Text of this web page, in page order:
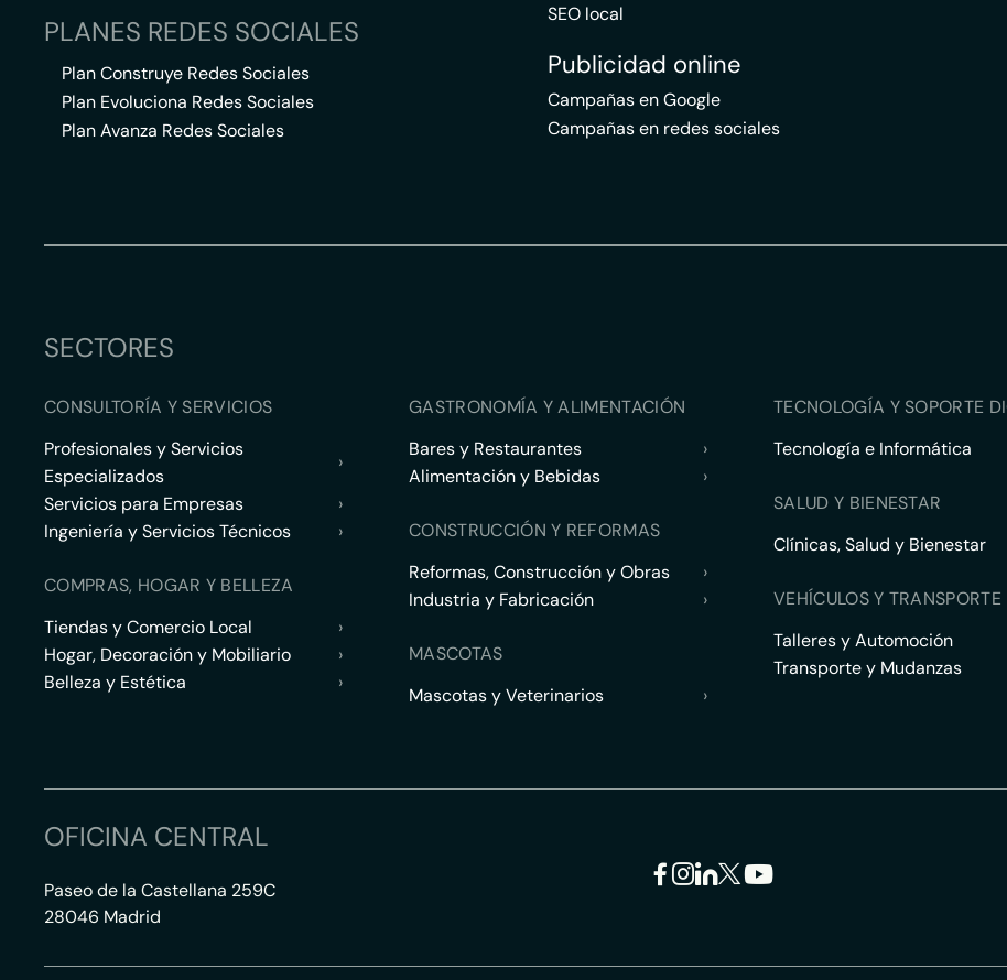
PLANES REDES SOCIALES
Plan Construye Redes Sociales
Plan Evoluciona Redes Sociales
Plan Avanza Redes Sociales
SEO local
Publicidad online
Campañas en Google
Campañas en redes sociales
SECTORES
CONSULTORÍA Y SERVICIOS
Profesionales y Servicios
Especializados
›
Servicios para Empresas
›
Ingeniería y Servicios Técnicos
›
COMPRAS, HOGAR Y BELLEZA
Tiendas y Comercio Local
›
Hogar, Decoración y Mobiliario
›
Belleza y Estética
›
GASTRONOMÍA Y ALIMENTACIÓN
Bares y Restaurantes
›
Alimentación y Bebidas
›
CONSTRUCCIÓN Y REFORMAS
Reformas, Construcción y Obras
›
Industria y Fabricación
›
MASCOTAS
Mascotas y Veterinarios
›
TECNOLOGÍA Y SOPORTE
Tecnología e Informática
SALUD Y BIENESTAR
Clínicas, Salud y Bienestar
VEHÍCULOS Y TRANSPORTE
Talleres y Automoción
Transporte y Mudanzas
OFICINA CENTRAL
Paseo de la Castellana 259C
28046 Madrid